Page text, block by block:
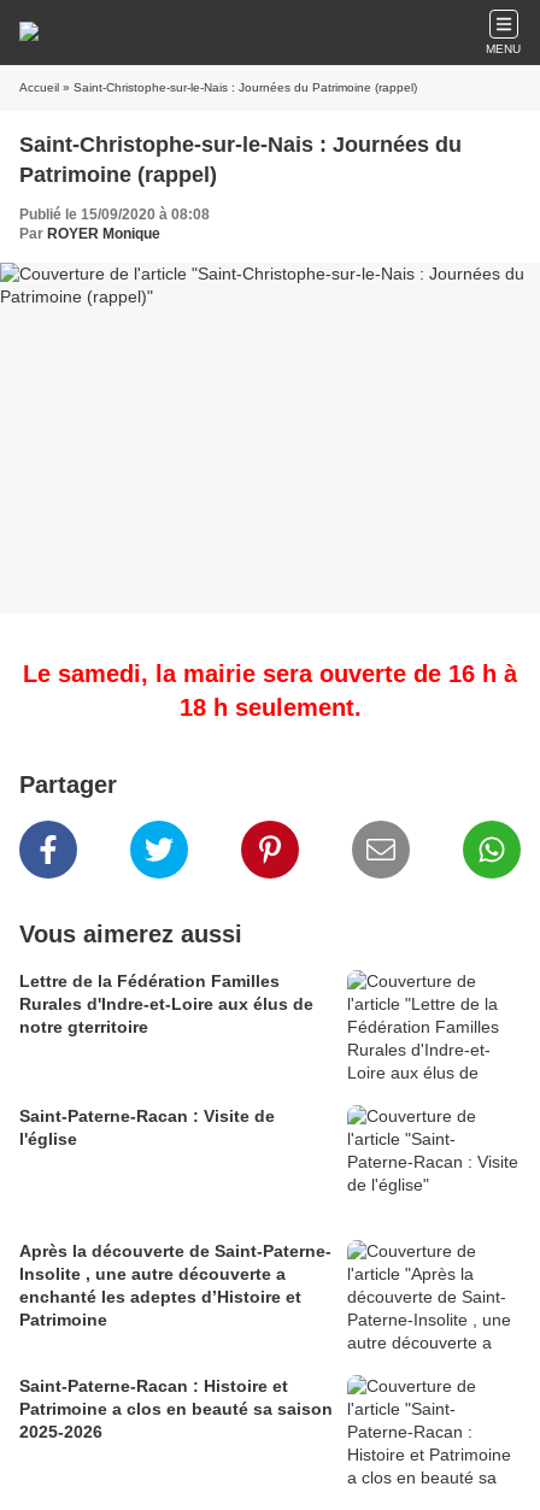
MENU
Accueil » Saint-Christophe-sur-le-Nais : Journées du Patrimoine (rappel)
Saint-Christophe-sur-le-Nais : Journées du
Patrimoine (rappel)
Publié le 15/09/2020 à 08:08
Par ROYER Monique
Le samedi, la mairie sera ouverte de 16 h à
18 h seulement.
Partager
Vous aimerez aussi
Lettre de la Fédération Familles
Rurales d'Indre-et-Loire aux élus de
notre gterritoire
Saint-Paterne-Racan : Visite de
l'église
Après la découverte de Saint-Paterne-
Insolite , une autre découverte a
enchanté les adeptes d’Histoire et
Patrimoine
Saint-Paterne-Racan : Histoire et
Patrimoine a clos en beauté sa saison
2025-2026